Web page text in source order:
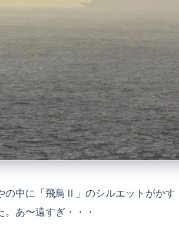
の中に「飛鳥Ⅱ」のシルエットがかす
あ〜遠すぎ・・・